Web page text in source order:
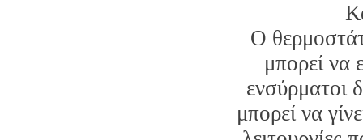
O
μπορεί να
ενσύρματοι
μπορεί να